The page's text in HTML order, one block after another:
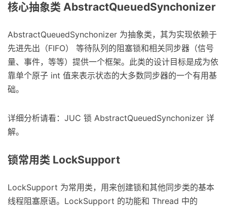
核心抽象类 AbstractQueuedSynchonizer
AbstractQueuedSynchonizer 为抽象类，其为实现依赖于
先进先出（FIFO） 等待队列的阻塞锁和相关同步器（信号
量、事件，等等）提供一个框架。此类的设计目标是成为依
靠单个原子 int 值来表示状态的大多数同步器的一个有用基
础。
详细分析请看：JUC 锁 AbstractQueuedSynchonizer 详
解。
锁常用类 LockSupport
LockSupport 为常用类，用来创建锁和其他同步类的基本
线程阻塞原语。LockSupport 的功能和 Thread 中的